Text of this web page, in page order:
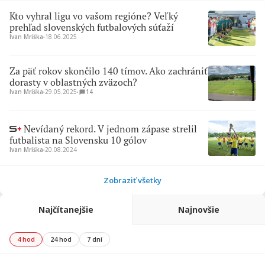
Kto vyhral ligu vo vašom regióne? Veľký
prehľad slovenských futbalových súťaží
Ivan Mriška∙18.06.2025
Za päť rokov skončilo 140 tímov. Ako zachrániť
dorasty v oblastných zväzoch?
Ivan Mriška∙29.05.2025∙ 14
Nevídaný rekord. V jednom zápase strelil
futbalista na Slovensku 10 gólov
Ivan Mriška∙20.08.2024
Zobraziť všetky
Najčítanejšie Najnovšie
4 hod 24 hod 7 dní